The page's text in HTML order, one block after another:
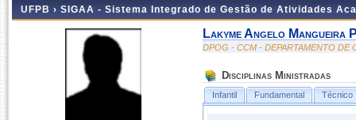
UFPB › SIGAA - Sistema Integrado de Gestão de Atividades
Lakyme Angelo Mangueira
DPOG - CCM - DEPARTAMENTO DE
Disciplinas Ministradas
Infantil Fundamental Técnico